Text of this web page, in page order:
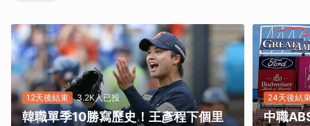
12天後結束 3.2K人已投
韓職單季10勝寫歷史！王彥程下個里
24天後結
中職